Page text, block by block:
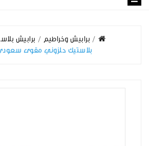
برابيش وخراطيم برابيش
بلاستيك حلزوني مقوى سعودي